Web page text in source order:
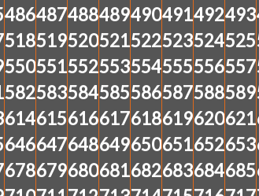
486487488489490491492493
518519520521522523524525
550551552553554555556557
582583584585586587588589
614615616617618619620621
646647648649650651652653
678679680681682683684685